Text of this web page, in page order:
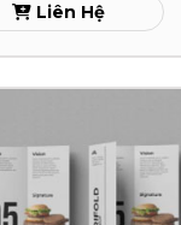
Liên Hệ